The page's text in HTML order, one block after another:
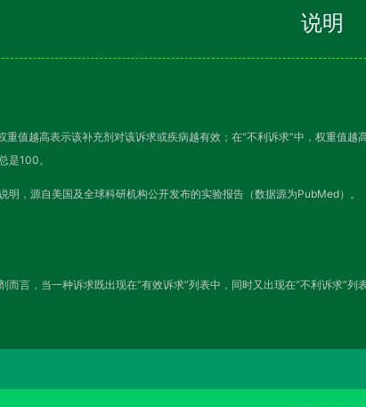
说明
重值越高表示该补充剂对该诉求或疾病越有效；在“不利诉求”中，权重值
是100。
明，源自美国及全球科研机构公开发布的实验报告（数据源为PubMed）。
而言，当一种诉求既出现在“有效诉求”列表中，同时又出现在“不利诉求”